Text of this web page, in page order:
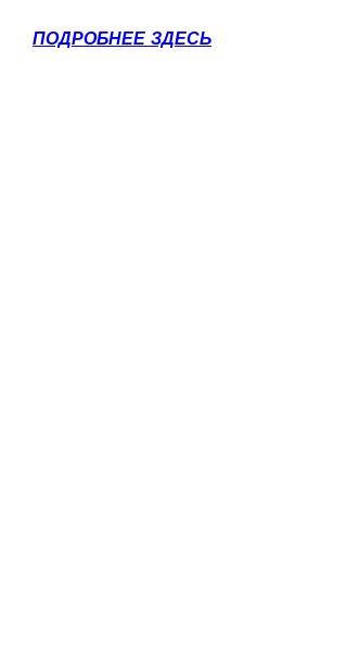
ПОДРОБНЕЕ ЗДЕСЬ